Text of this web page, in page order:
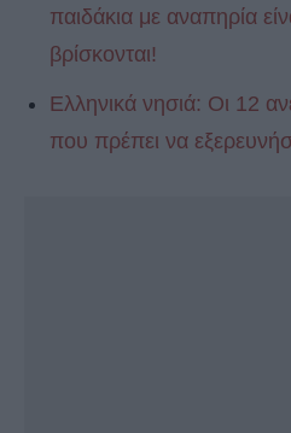
παιδάκια με αναπηρία
βρίσκονται!
Ελληνικά νησιά: Οι 12
που πρέπει να